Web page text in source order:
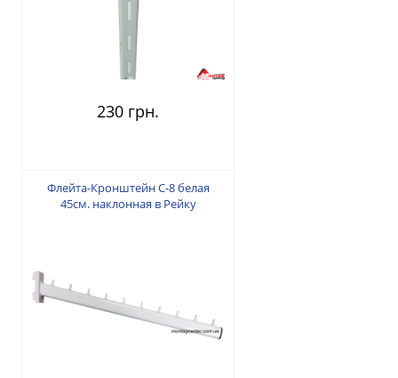
230 грн.
Флейта-Кронштейн С-8 белая
45см. наклонная в Рейку